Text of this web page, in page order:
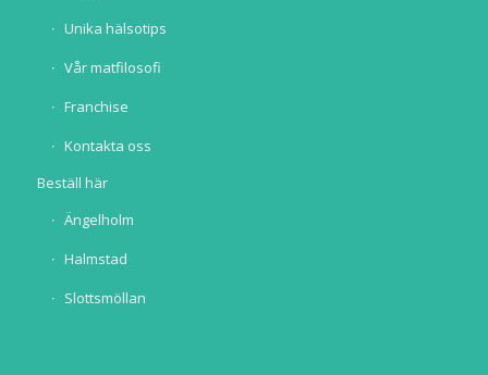
Unika hälsotips
Vår matfilosofi
Franchise
Kontakta oss
Beställ här
Ängelholm
Halmstad
Slottsmöllan